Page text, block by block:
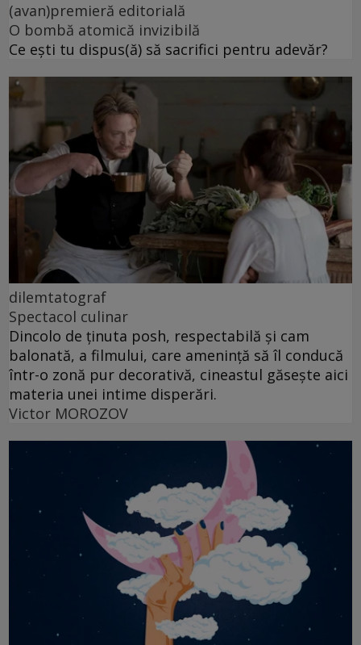
(avan)premieră editorială
O bombă atomică invizibilă
Ce ești tu dispus(ă) să sacrifici pentru adevăr?
dilemtatograf
Spectacol culinar
Dincolo de ținuta posh, respectabilă și cam
balonată, a filmului, care amenință să îl conducă
într-o zonă pur decorativă, cineastul găsește aici
materia unei intime disperări.
Victor MOROZOV